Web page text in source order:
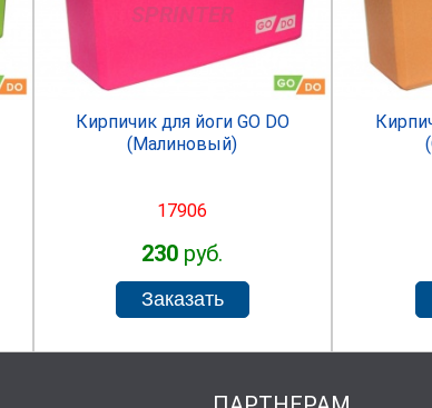
SPRINTER
Кирпичик для йоги GO DO
(Малиновый)
17906
230 руб.